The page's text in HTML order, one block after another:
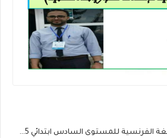
للمستوى السادس ابتدائي 2025 - المدرسة الرائدة